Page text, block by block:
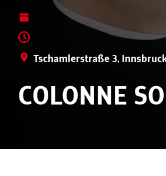
Tschamlerstraße 3,
COLONNE